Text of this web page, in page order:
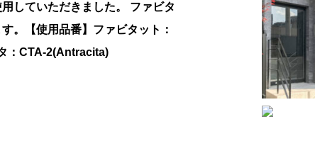
していただきました。 ファビタ
。【使用品番】ファビタット：
：CTA-2(Antracita)